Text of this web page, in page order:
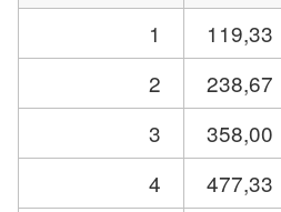
1
119,33
2
238,67
3
358,00
4
477,33